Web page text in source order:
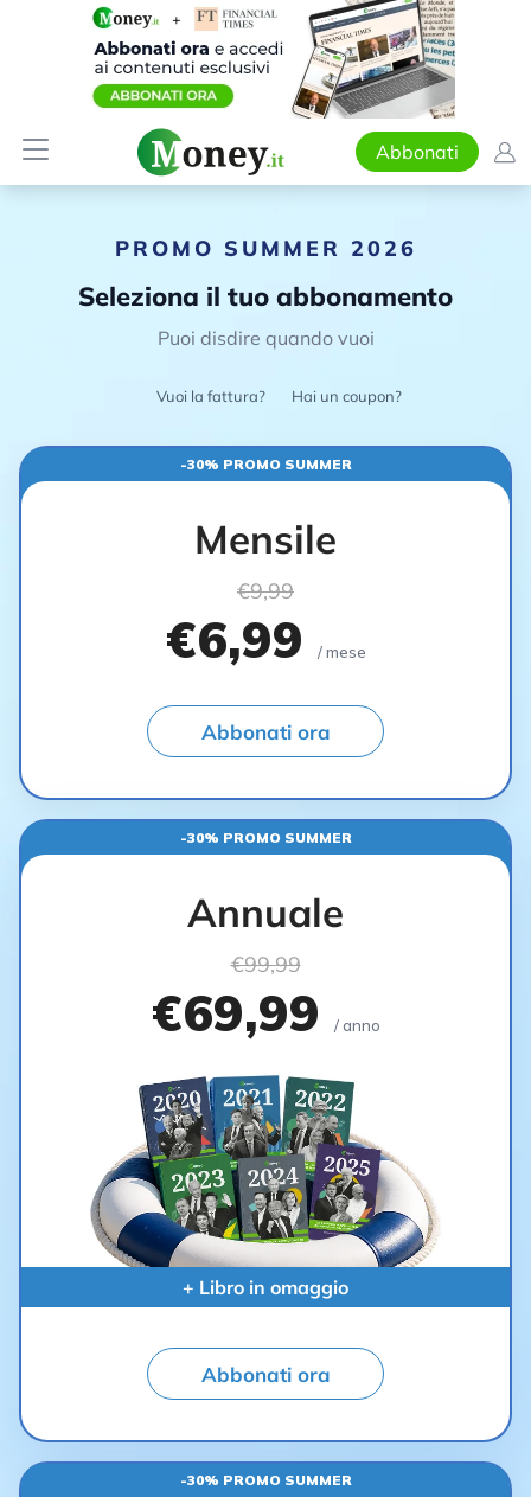
Abbonati
PROMO SUMMER 2026
Seleziona il tuo abbonamento
Puoi disdire quando vuoi
Vuoi la fattura? Hai un coupon?
-30% PROMO SUMMER
Mensile
€9,99
€6,99 / mese
Abbonati ora
-30% PROMO SUMMER
Annuale
€99,99
€69,99 / anno
+ Libro in omaggio
Abbonati ora
-30% PROMO SUMMER